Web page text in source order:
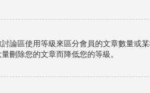
區使用等級來區分會員的文章數量或
刪除您的文章而降低您的等級。